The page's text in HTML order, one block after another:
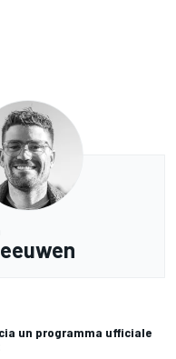
un programma ufficiale